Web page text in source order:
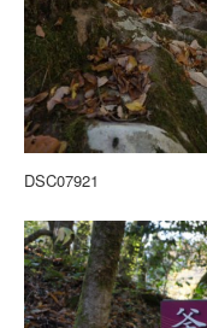
DSC07921